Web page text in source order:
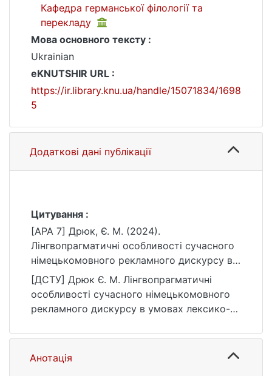
Кафедра германської філології та
перекладу
Мова основного тексту :
Ukrainian
eKNUTSHIR URL :
https://ir.library.knu.ua/handle/15071834/1698
5
Додаткові дані публікації
Цитування :
[APA 7] Дрюк, Є. М. (2024).
Лінгвопрагматичні особливості сучасного
німецькомовного рекламного дискурсу в
умовах лексико-семантичної адаптації
англіцизмів [Бакалаврська робота,
Київський національний університет імені
Тараса Шевченка]. eKNUTSHIR.
https://ir.library.knu.ua/handle/15071834/1698
[ДСТУ] Дрюк Є. М. Лінгвопрагматичні
особливості сучасного німецькомовного
рекламного дискурсу в умовах лексико-
кваліфікаційна робота бакалавра : 035
Філологія / наук. кер. О. Твердохліб. Київ,
2024. 62 с. URL:
Анотація